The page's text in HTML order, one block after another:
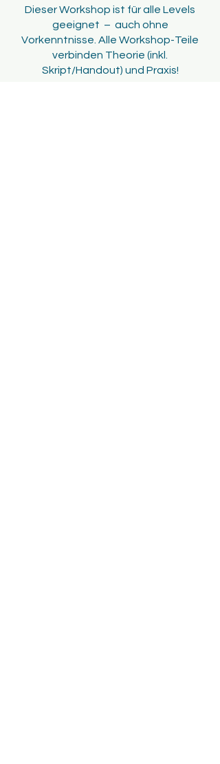
Dieser Workshop ist für alle Levels
geeignet – auch ohne
Vorkenntnisse. Alle Workshop-Teile
verbinden Theorie (inkl.
Skript/Handout) und Praxis!